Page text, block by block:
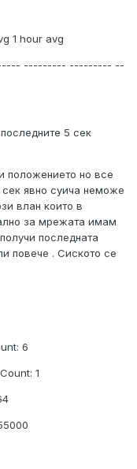
1 hour avg
--------- --------- --
5 сек
положението но все
явно суича неможе
влан които в
за мрежата имам
последната
повече . Сиското се
6
1